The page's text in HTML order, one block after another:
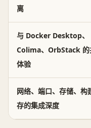
离
与 Docker Desktop、
Colima、OrbStack 的
体验
网络、端口、存储、构
存的集成深度